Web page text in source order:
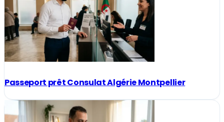
Passeport prêt Consulat Algérie Montpellier